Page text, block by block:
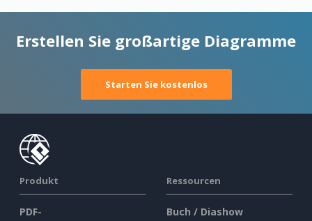
Erstellen Sie großartige Diagramme
Starten Sie kostenlos
Produkt
PDF-
Ressourcen
Buch / Diashow